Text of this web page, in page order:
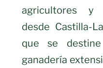
agricultores y
desde Castilla-
que se
ganadería